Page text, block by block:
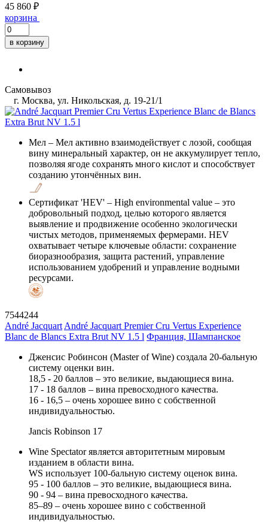
45 860 ₽
корзина
в корзину
Самовывоз
г. Москва, ул. Никольская, д. 19-21/1
Мел – Мел активно взаимодействует с лозой, сообщая
вину минеральный характер, он не аккумулирует тепло,
позволяя ягоде сохранять много кислот и способствует
созданию утончённых вин.
Сертификат 'HEV' – High environmental value – это
добровольный подход, целью которого является
выявление и продвижение особенно экологически
чистых методов, применяемых фермерами. HEV
охватывает четыре ключевые области: сохранение
биоразнообразия, защита растений, управление
использованием удобрений и управление водными
ресурсами.
7544244
André Jacquart André Jacquart Premier Cru Vertus Experience
Blanc de Blancs Extra Brut NV 1.5 l Франция, Шампанское
Дженсис Робинсон (Master of Wine) создала 20-бальную
систему оценки вин.
18,5 - 20 баллов – это великие, выдающиеся вина.
17 - 18 баллов – вина превосходного качества.
16 - 16,5 – очень хорошее вино с собственной
индивидуальностью.
Jancis Robinson 17
Wine Spectator является авторитетным мировым
изданием в области вина.
WS использует 100-бальную систему оценок вина.
95 - 100 баллов – это великие, выдающиеся вина.
90 - 94 – вина превосходного качества.
85–89 – очень хорошее вино с собственной
индивидуальностью.